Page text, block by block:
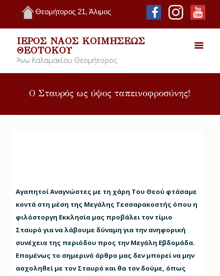
Θεομήτορος 21, Άλιμος
ΙΕΡΌΣ ΝΑΌΣ ΚΟΙΜΉΣΕΩΣ
ΘΕΟΤΌΚΟΥ
Άνω Καλαμακίου Θεομήτορος
Ο Σταυρός ως ύψος ταπεινοφροσύνης!
Αγαπητοί Αναγνώστες με τη χάρη Του Θεού φτάσαμε
κοντά στη μέση της Μεγάλης Τεσσαρακοστής όπου η
φιλόστοργη Εκκλησία μας προβάλει τον τίμιο
Σταυρό για να λάβουμε δύναμη για την ανηφορική
συνέχεια της περιόδου προς την Μεγάλη Εβδομάδα.
Επομένως το σημερινό άρθρο μας δεν μπορεί να μην
ασχοληθεί με τον Σταυρό και θα τον δούμε, όπως